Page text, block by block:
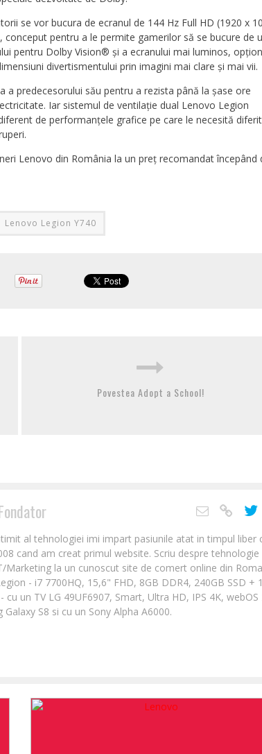
se vor bucura de ecranul de 144 Hz Full HD (1920 x
conceput pentru a le permite gamerilor să se bucure de
pentru Dolby Vision® și a ecranului mai luminos,
divertismentului prin imagini mai clare și mai vii.
predecesorului său pentru a rezista până la șase ore
Iar sistemul de ventilație dual Lenovo Legion
de performanțele grafice pe care le necesită
Lenovo din România la un preț recomandat începând
Lenovo Legion Y740
Povestea Adopt a School!
al tehnologiei imi impart pasiunile atat in timpul liber
cand am creat primul website. Scriu despre tehnologie
Marketing la un cunoscut site de comert online din
- i7 7700HQ, 15,6" FHD, 8GB DDR4, 240GB SSD +
cu un TV LG 49UF6907, Smart, Ultra HD, IPS 4K, webOS
S8 si cu un Sony Alpha A6000.